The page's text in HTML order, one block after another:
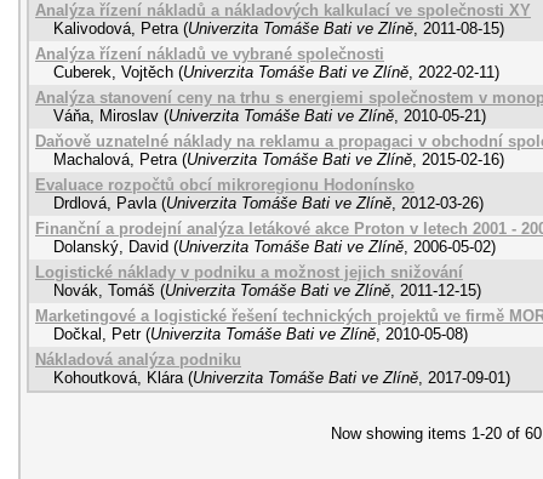
Analýza řízení nákladů a nákladových kalkulací ve společnosti XY
Kalivodová, Petra (Univerzita Tomáše Bati ve Zlíně, 2011-08-15)
Analýza řízení nákladů ve vybrané společnosti
Cuberek, Vojtěch (Univerzita Tomáše Bati ve Zlíně, 2022-02-11)
Analýza stanovení ceny na trhu s energiemi společnostem v
Váňa, Miroslav (Univerzita Tomáše Bati ve Zlíně, 2010-05-21)
Daňově uznatelné náklady na reklamu a propagaci v obchodní
Machalová, Petra (Univerzita Tomáše Bati ve Zlíně, 2015-02-16)
Evaluace rozpočtů obcí mikroregionu Hodonínsko
Drdlová, Pavla (Univerzita Tomáše Bati ve Zlíně, 2012-03-26)
Finanční a prodejní analýza letákové akce Proton v letech 2001 -
Dolanský, David (Univerzita Tomáše Bati ve Zlíně, 2006-05-02)
Logistické náklady v podniku a možnost jejich snižování
Novák, Tomáš (Univerzita Tomáše Bati ve Zlíně, 2011-12-15)
Marketingové a logistické řešení technických projektů ve firmě
Dočkal, Petr (Univerzita Tomáše Bati ve Zlíně, 2010-05-08)
Nákladová analýza podniku
Kohoutková, Klára (Univerzita Tomáše Bati ve Zlíně, 2017-09-01)
Now showing items 1-20 of 60